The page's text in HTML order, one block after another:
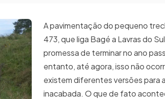
A pavimentação do pequeno
473, que liga Bagé a Lavras do
promessa de terminar no ano
entanto, até agora, isso não
existem diferentes versões para
inacabada. O que de fato